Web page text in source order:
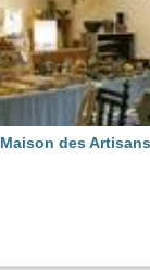
Maison des Artisans